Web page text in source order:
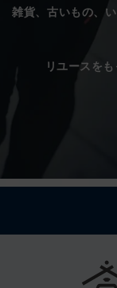
雑貨、古いもの、
リユースを